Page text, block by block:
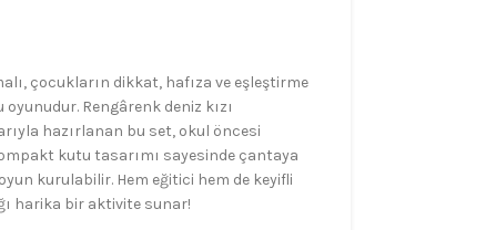
çocukların dikkat, hafıza ve eşleştirme
Rengârenk deniz kızı
hazırlanan bu set, okul öncesi
kutu tasarımı sayesinde çantaya
kurulabilir. Hem eğitici hem de keyifli
harika bir aktivite sunar!